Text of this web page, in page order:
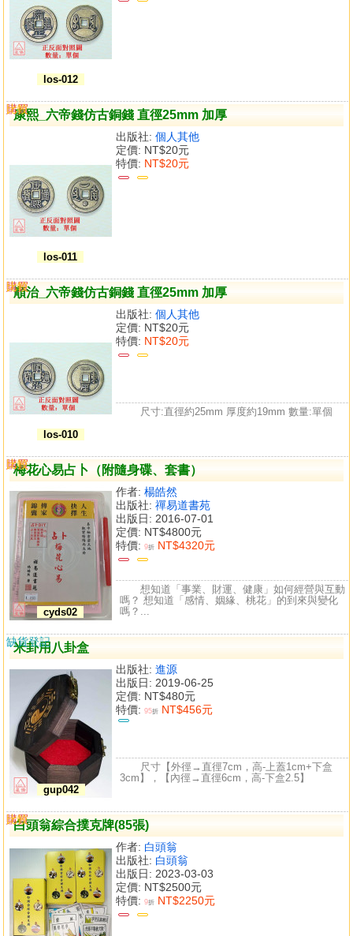
los-012
康熙_六帝錢仿古銅錢 直徑25mm 加厚
los-011
出版社: 個人其他
定價: NT$20元
特價: NT$20元
購買
比較
順治_六帝錢仿古銅錢 直徑25mm 加厚
los-010
出版社: 個人其他
定價: NT$20元
特價: NT$20元
購買
比較
尺寸:直徑約25mm 厚度約19mm 數量:單個
梅花心易占卜（附隨身碟、套書）
cyds02
作者: 楊皓然
出版社: 禪易道書苑
出版日: 2016-07-01
定價: NT$4800元
特價: 9折 NT$4320元
購買
比較
想知道「事業、財運、健康」如何經營與互動
嗎？ 想知道「感情、姻緣、桃花」的到來與變化
嗎？...
米卦用八卦盒
gup042
出版社: 進源
出版日: 2019-06-25
定價: NT$480元
特價: 95折 NT$456元
缺貨登記
尺寸【外徑→直徑7cm，高-上蓋1cm+下盒
3cm】，【內徑→直徑6cm，高-下盒2.5】
白頭翁綜合撲克牌(85張)
作者: 白頭翁
出版社: 白頭翁
出版日: 2023-03-03
定價: NT$2500元
特價: 9折 NT$2250元
購買
比較